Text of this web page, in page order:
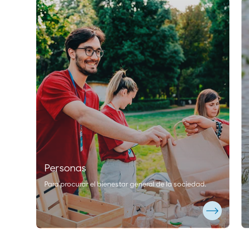
Personas
Para procurar el bienestar general de la sociedad.